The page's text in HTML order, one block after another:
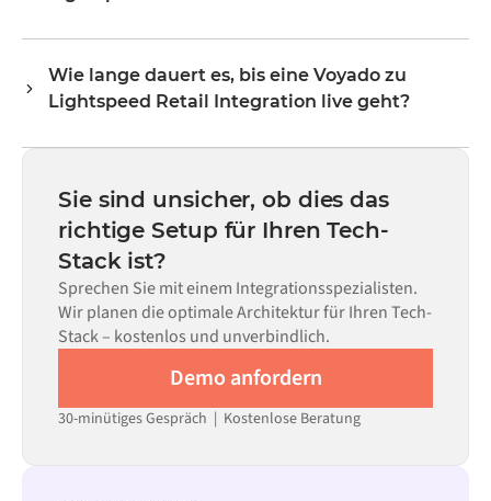
Transformer-Logik von Alumio übernimmt das gesamte
Field Mapping, sodass die Daten in dem Format
ankommen, das das jeweilige System erwartet.
Marketplace vorhanden sind, konfigurieren Sie die
Integration über eine visuelle Benutzeroberfläche, ohne
Mapping, Trigger-Logik und Fehlerbehandlung. Eigener
allein nicht ausreicht.
Wie lange dauert es, bis eine Voyado zu
Lightspeed Retail Integration live geht?
statt Monaten einsatzbereit, abhängig von der
Komplexität des Data Mappings, der Anzahl der
erforderlichen Datenflüsse und Ihrem internen
Prüfprozess. Vorgefertigte Konnektoren für viele
Systeme sind im Alumio Marketplace verfügbar, was die
Einrichtungszeit erheblich verkürzt.
Sie sind unsicher, ob dies das
richtige Setup für Ihren Tech-
Stack ist?
Sprechen Sie mit einem Integrationsspezialisten.
Wir planen die optimale Architektur für Ihren Tech-
Stack – kostenlos und unverbindlich.
Demo anfordern
30-minütiges Gespräch | Kostenlose Beratung